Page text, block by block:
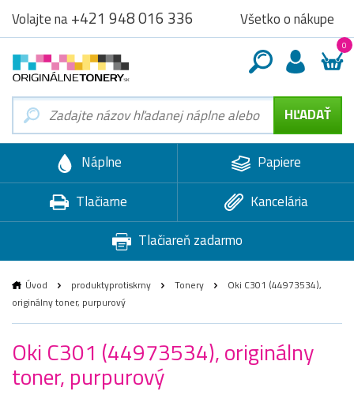
Volajte na+421 948 016 336 Všetko o nákupe
0
Náplne
Papiere
Tlačiarne
Kancelária
Tlačiareň zadarmo
Úvod produktyprotiskrny Tonery
Oki C301 (44973534),
originálny toner, purpurový
Oki C301 (44973534), originálny
toner, purpurový